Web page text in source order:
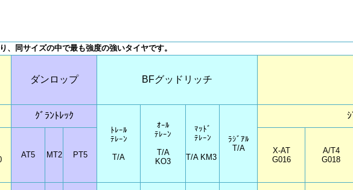
同サイズの中で最も強度の強いタイヤです。
ダンロップ BFグッドリッチ
ｸﾞﾗﾝﾄﾚｯｸ
ﾄﾚｰﾙ
ﾃﾚｰﾝ
T/A
ｵｰﾙ
ﾃﾚｰﾝ
T/A
KO3
ﾏｯﾄﾞ
ﾃﾚｰﾝ
T/A KM3
ﾗｼﾞｱﾙ
T/A
AT5 MT2 PT5
X-AT
G016
A/T4
G018